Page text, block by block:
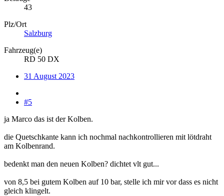
43
Plz/Ort
Salzburg
Fahrzeug(e)
RD 50 DX
31 August 2023
#5
ja Marco das ist der Kolben.
die Quetschkante kann ich nochmal nachkontrollieren mit lötdraht
am Kolbenrand.
bedenkt man den neuen Kolben? dichtet vlt gut...
von 8,5 bei gutem Kolben auf 10 bar, stelle ich mir vor dass es nicht
gleich klingelt.